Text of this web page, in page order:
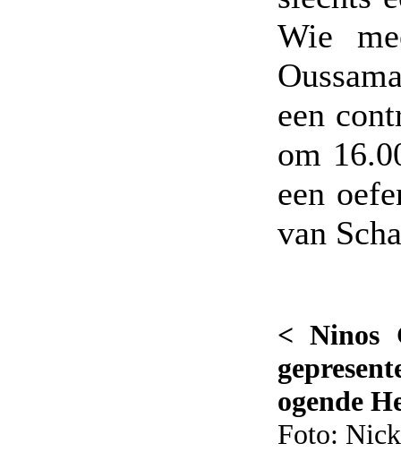
Wie
een
om
een
van
< Ninos
ogende
Foto: